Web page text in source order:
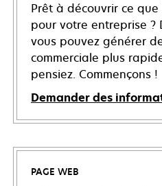
Prêt à découvrir ce
pour votre entreprise ?
vous pouvez générer
commerciale plus
pensiez. Commençons !
Demander des
PAGE WEB